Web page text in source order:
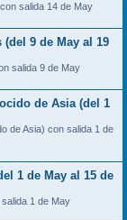
salida 14 de May
9 de May al 19
salida 9 de May
de Asia (del 1
de Asia) con salida 1 de
1 de May al 15 de
1 de May